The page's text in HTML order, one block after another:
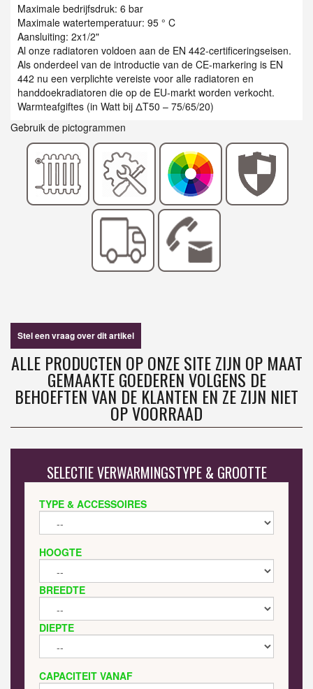
Maximale bedrijfsdruk: 6 bar
Maximale watertemperatuur: 95 ° C
Aansluiting: 2x1/2"
Al onze radiatoren voldoen aan de EN 442-certificeringseisen.
Als onderdeel van de introductie van de CE-markering is EN
442 nu een verplichte vereiste voor alle radiatoren en
handdoekradiatoren die op de EU-markt worden verkocht.
Warmteafgiftes (in Watt bij ΔT50 – 75/65/20)
Gebruik de pictogrammen
Stel een vraag over dit artikel
ALLE PRODUCTEN OP ONZE SITE ZIJN OP MAAT
GEMAAKTE GOEDEREN VOLGENS DE
BEHOEFTEN VAN DE KLANTEN EN ZE ZIJN NIET
OP VOORRAAD
SELECTIE VERWARMINGSTYPE & GROOTTE
TYPE & ACCESSOIRES
HOOGTE
BREEDTE
DIEPTE
CAPACITEIT VANAF